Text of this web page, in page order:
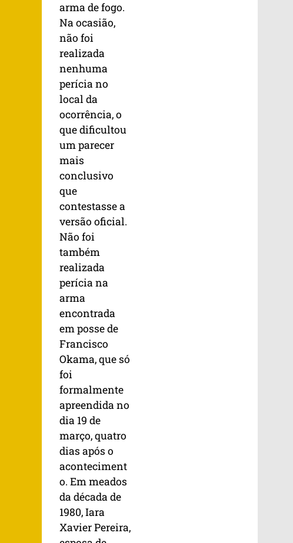
arma de fogo.
Na ocasião,
não foi
realizada
nenhuma
perícia no
local da
ocorrência, o
que dificultou
um parecer
mais
conclusivo
que
contestasse a
versão oficial.
Não foi
também
realizada
perícia na
arma
encontrada
em posse de
Francisco
Okama, que só
foi
formalmente
apreendida no
dia 19 de
março, quatro
dias após o
aconteciment
o. Em meados
da década de
1980, Iara
Xavier Pereira,